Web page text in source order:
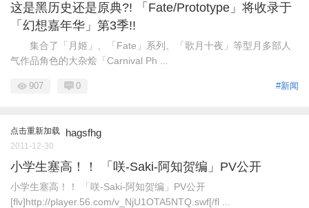
这是黑历史还是原典?! 「Fate/Prototype」将收录于
「幻想嘉年华」第3季!!
集合了「月姬」、「Fate」系列、「歌月十夜」等型月多部人
气作品角色的大杂烩「Carnival Ph ...
#新闻
907 0
点击重新加载 hagsfhg
2011-12-30
小学生塞高！！ 「咲-Saki-阿知贺编」PV公开
小学生塞高！！ 「咲-Saki-阿知贺编」PV公开
[flv]http://player.56.com/v_NjU1OTA5NTQ.swf[/fl ...